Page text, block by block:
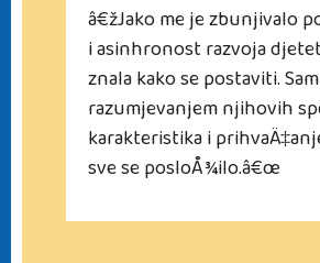
â€žJako me je zbunjivalo
i asinhronost razvoja
znala kako se postaviti.
razumjevanjem njihovih
karakteristika i
sve se posloÅ¾ilo.â€œ